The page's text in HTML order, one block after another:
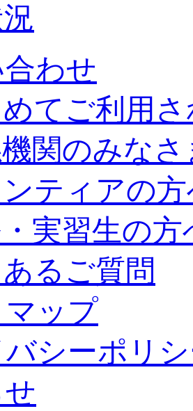
わせ
てご利用
関のみな
ティアの
実習生の方
るご質問
ップ
シーポリ